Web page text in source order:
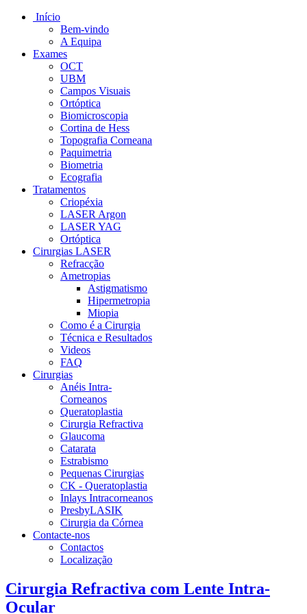
Início
Bem-vindo
A Equipa
Exames
OCT
UBM
Campos Visuais
Ortóptica
Biomicroscopia
Cortina de Hess
Topografia Corneana
Paquimetria
Biometria
Ecografia
Tratamentos
Criopéxia
LASER Argon
LASER YAG
Ortóptica
Cirurgias LASER
Refracção
Ametropias
Astigmatismo
Hipermetropia
Miopia
Como é a Cirurgia
Técnica e Resultados
Videos
FAQ
Cirurgias
Anéis Intra-
Corneanos
Queratoplastia
Cirurgia Refractiva
Glaucoma
Catarata
Estrabismo
Pequenas Cirurgias
CK - Queratoplastia
Inlays Intracorneanos
PresbyLASIK
Cirurgia da Córnea
Contacte-nos
Contactos
Localização
Cirurgia Refractiva com Lente Intra-
Ocular